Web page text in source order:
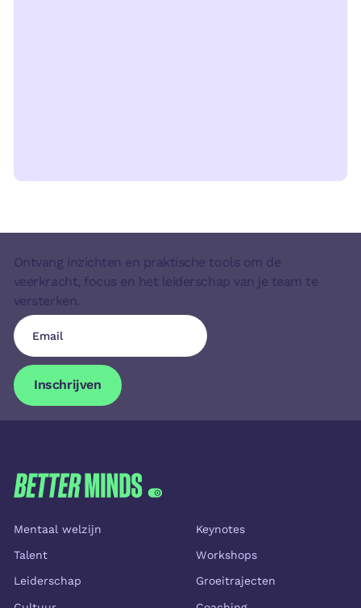
Ontvang inzichten en praktische tools om de
veerkracht, focus en het leiderschap van je team te
versterken.
Inschrijven
Inschrijven
FOOTER
Mentaal welzijn
Talent
Leiderschap
Keynotes
Workshops
Groeitrajecten